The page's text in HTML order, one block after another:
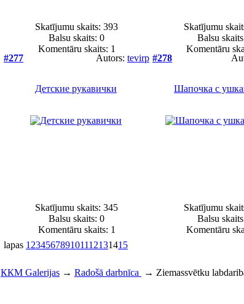
Skatījumu skaits: 393
Balsu skaits: 0
Komentāru skaits: 1
Skatījumu
Balsu
Komentāru
#277
Autors: tevirp
Детские рукавички
Skatījumu skaits: 345
Balsu skaits: 0
Komentāru skaits: 1
#278
Шапочка с
Skatījumu
Balsu
Komentāru
lapas 1 23456789101112131415
ККМ Galerijas → Radošā darbnīca → Ziemassvētku